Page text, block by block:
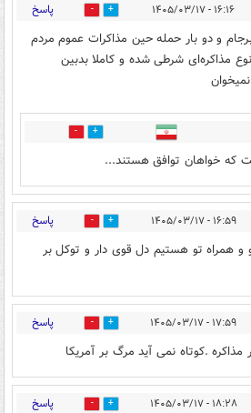
۱۶:۱۶ - ۱۴۰۵/۰۳/۱۷ 4 پاسخ
و دو بار حمله حین مذاکرات عموم مردم
مذاکره‌ای شرطی شده و کاملا بدبین
1
که خواهان توافق هستند...
۱۶:۵۹ - ۱۴۰۵/۰۳/۱۷ 4 پاسخ
و همراه تو هستیم دل قوی دار و توکل بر
۱۷:۵۹ - ۱۴۰۵/۰۳/۱۷ 4 پاسخ
.کوتاه نمی آید مرگ بر آمریکا
۱۸:۲۸ - ۱۴۰۵/۰۳/۱۷ 2 پاسخ